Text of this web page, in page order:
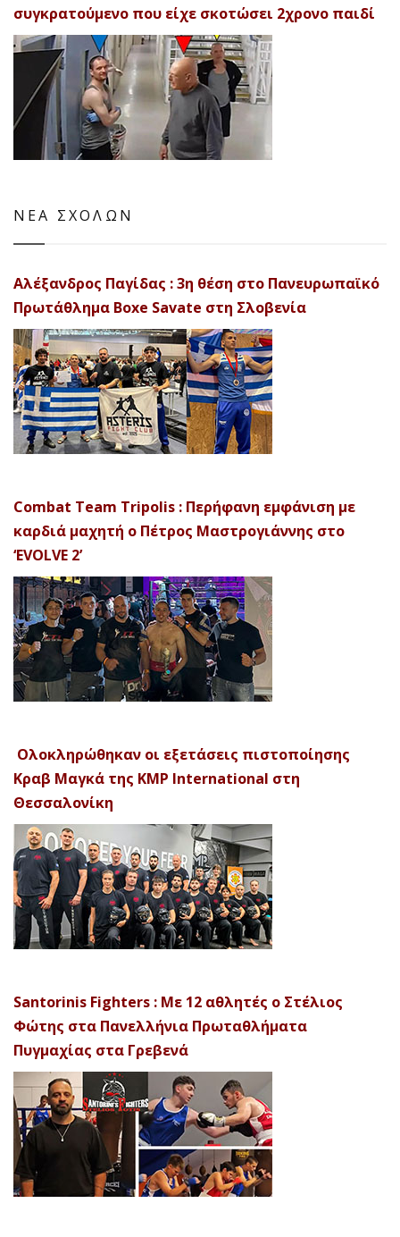
συγκρατούμενο που είχε σκοτώσει 2χρονο παιδί
ΝΕΑ ΣΧΟΛΩΝ
Αλέξανδρος Παγίδας : 3η θέση στο Πανευρωπαϊκό
Πρωτάθλημα Boxe Savate στη Σλοβενία
Combat Team Tripolis : Περήφανη εμφάνιση με
καρδιά μαχητή ο Πέτρος Μαστρογιάννης στο
‘EVOLVE 2’
Ολοκληρώθηκαν οι εξετάσεις πιστοποίησης
Κραβ Μαγκά της KMP International στη
Θεσσαλονίκη
Santorinis Fighters : Με 12 αθλητές ο Στέλιος
Φώτης στα Πανελλήνια Πρωταθλήματα
Πυγμαχίας στα Γρεβενά